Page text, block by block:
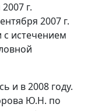
г.
2007 г.
с истечением
и в 2008 году.
Ю.Н. по